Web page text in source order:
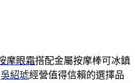
摩眼霜搭配金屬按摩棒可冰鎮
吳紹琥經營值得信賴的選擇品